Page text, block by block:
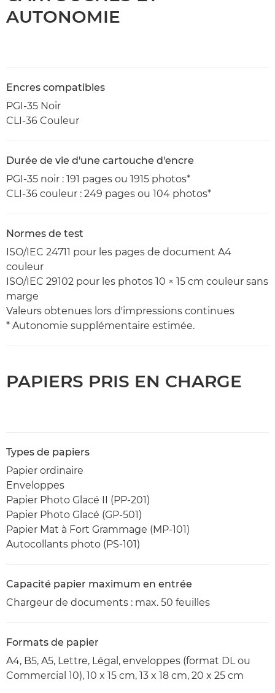
AUTONOMIE
Encres compatibles
PGI-35 Noir
CLI-36 Couleur
Durée de vie d'une cartouche d'encre
PGI-35 noir : 191 pages ou 1915 photos*
CLI-36 couleur : 249 pages ou 104 photos*
Normes de test
ISO/IEC 24711 pour les pages de document A4
couleur
ISO/IEC 29102 pour les photos 10 × 15 cm couleur sans
marge
Valeurs obtenues lors d'impressions continues
* Autonomie supplémentaire estimée.
PAPIERS PRIS EN CHARGE
Types de papiers
Papier ordinaire
Enveloppes
Papier Photo Glacé II (PP-201)
Papier Photo Glacé (GP-501)
Papier Mat à Fort Grammage (MP-101)
Autocollants photo (PS-101)
Capacité papier maximum en entrée
Chargeur de documents : max. 50 feuilles
Formats de papier
A4, B5, A5, Lettre, Légal, enveloppes (format DL ou
Commercial 10), 10 x 15 cm, 13 x 18 cm, 20 x 25 cm